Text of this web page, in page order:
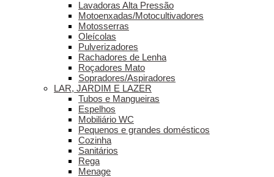
Lavadoras Alta Pressão
Motoenxadas/Motocultivadores
Motosserras
Oleícolas
Pulverizadores
Rachadores de Lenha
Roçadores Mato
Sopradores/Aspiradores
LAR, JARDIM E LAZER
Tubos e Mangueiras
Espelhos
Mobiliário WC
Pequenos e grandes domésticos
Cozinha
Sanitários
Rega
Menage